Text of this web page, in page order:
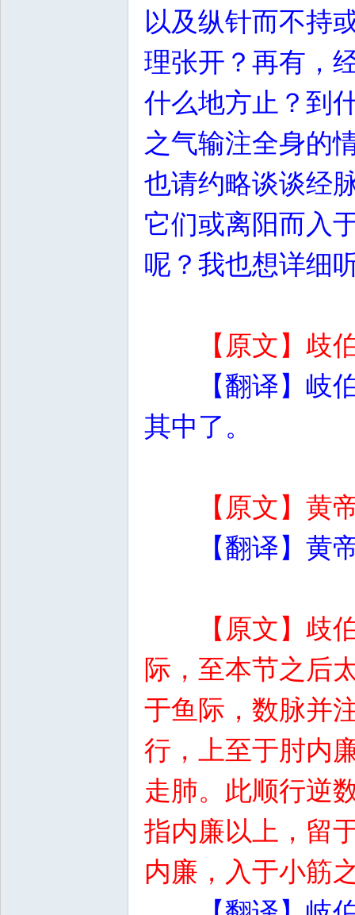
以及纵针而不持
理张开？再有，
什么地方止？到
之气输注全身的
也请约略谈谈经
它们或离阳而入
呢？我也想详细
【原文】歧
【翻译】岐
其中了。
【原文】黄
【翻译】黄
【原文】歧
际，至本节之后
于鱼际，数脉并
行，上至于肘内
走肺。此顺行逆
指内廉以上，留
内廉，入于小筋